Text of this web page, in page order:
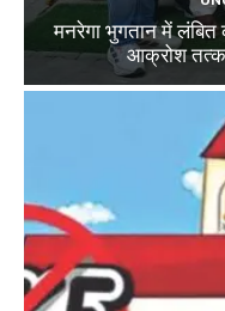
मनरेगा भुगतान में लंबित
आक्रोश